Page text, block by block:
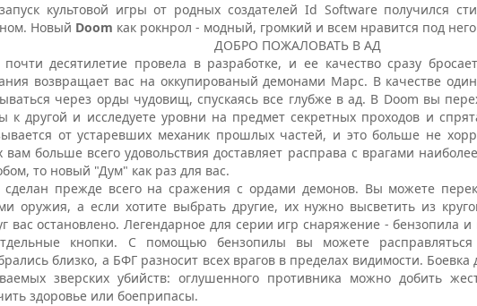
культовой игры от родных создателей Id Software получился
Новый Doom как рокнрол - модный, громкий и всем нравится под
ДОБРО ПОЖАЛОВАТЬ В АД
десятилетие провела в разработке, и ее качество сразу
возвращает вас на оккупированый демонами Марс. В качестве
через орды чудовищ, спускаясь все глубже в ад. В Doom вы
к другой и исследуете уровни на предмет секретных проходов и
от устаревших механик прошлых частей, и это больше не
вам больше всего удовольствия доставляет расправа с врагами
то новый "Дум" как раз для вас.
сделан прежде всего на сражения с ордами демонов. Вы можете
оружия, а если хотите выбрать другие, их нужно высветить из
вас остановлено. Легендарное для серии игр снаряжение - бензопила
кнопки. С помощью бензопилы вы можете
близко, а БФГ разносит всех врагов в пределах видимости. Боевка
зверских убийств: оглушенного противника можно добить
здоровье или боеприпасы.